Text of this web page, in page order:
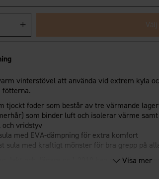
vinterstövel att använda vid extrem kyla
fötterna.
tjockt foder som består av tre värmande
som binder luft och isolerar värme
och vridstyv
med EVA-dämpning för extra komfort
sula med kraftigt mönster för bra grepp på
Jakt och Jägare nr 1 2019 kan man läsa en
Visa mer